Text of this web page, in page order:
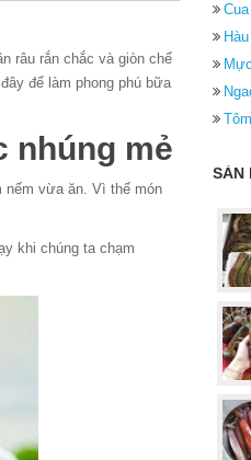
râu rắn chắc và giòn chế
để làm phong phú bữa
nhúng mẻ
nếm vừa ăn. Vì thế món
khi chúng ta chạm
Mực
Tôm
SẢN